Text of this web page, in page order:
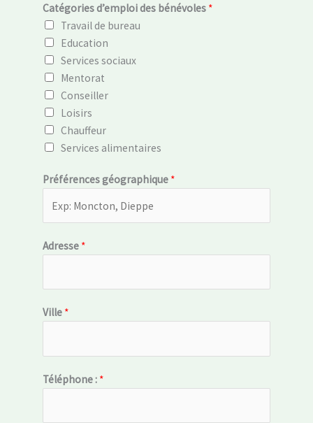
Catégories d’emploi des bénévoles *
Travail de bureau
Education
Services sociaux
Mentorat
Conseiller
Loisirs
Chauffeur
Services alimentaires
Préférences géographique *
Adresse *
Ville *
Téléphone : *